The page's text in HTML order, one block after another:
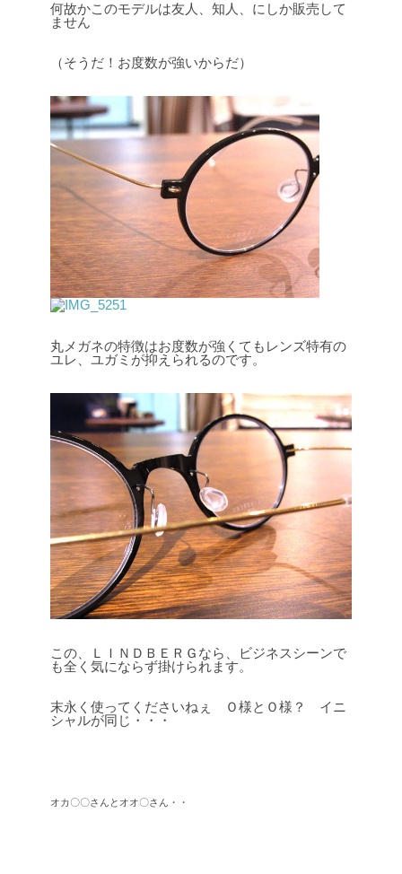
何故かこのモデルは友人、知人、にしか販売して
ません
（そうだ！お度数が強いからだ）
丸メガネの特徴はお度数が強くてもレンズ特有の
ユレ、ユガミが抑えられるのです。
この、ＬＩＮＤＢＥＲＧなら、ビジネスシーンで
も全く気にならず掛けられます。
末永く使ってくださいねぇ Ｏ様とＯ様？ イニ
シャルが同じ・・・
オカ〇〇さんとオオ〇さん・・